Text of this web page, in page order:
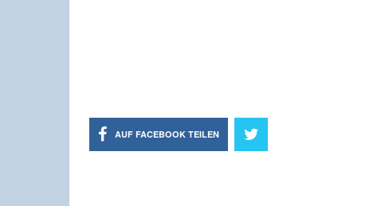
AUF FACEBOOK TEILEN